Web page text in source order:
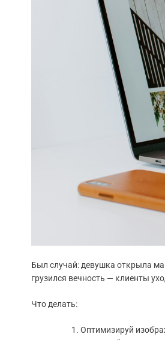
Был случай: девушка открыла
грузился вечность — клиенты
Что делать:
Оптимизируй